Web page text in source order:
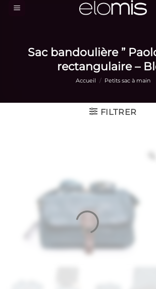
Passer
Sac bandoulière ”
rectangulaire –
Accueil / Petits sac à main
FILTRER